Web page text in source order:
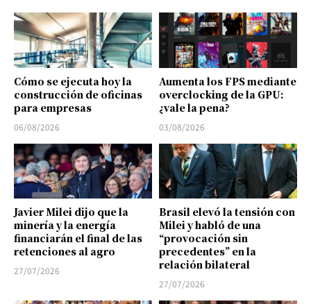
Cómo se ejecuta hoy la
construcción de oficinas
para empresas
06/08/2026
Aumenta los FPS mediante
overclocking de la GPU:
¿vale la pena?
03/08/2026
Javier Milei dijo que la
minería y la energía
financiarán el final de las
retenciones al agro
27/07/2026
Brasil elevó la tensión con
Milei y habló de una
“provocación sin
precedentes” en la
relación bilateral
27/07/2026